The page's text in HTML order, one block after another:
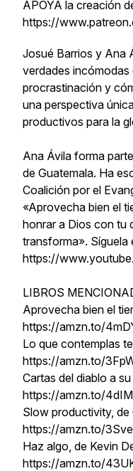
APOYA la creación
https://
Josué Barrios y Ana
verdades
procrastinación y
una perspectiva
productivos para la
Ana Ávila forma
de Guatemala. Ha
Coalición por el
«Aprovecha bien el
honrar a Dios con tu
transforma». Síguela
https://
LIBROS
Aprovecha bien el
https://amzn.to/
Lo que contemplas
https://amzn.to/
Cartas del diablo a
https://amzn.to/
Slow productivity, de
https://amzn.to/
Haz algo, de Kevin
https://amzn.to/